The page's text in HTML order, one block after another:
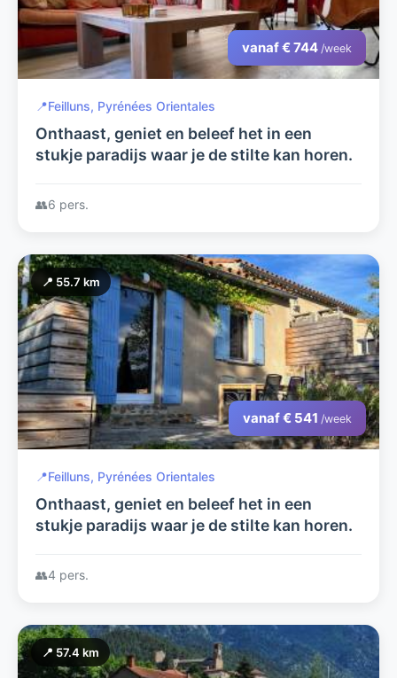
vanaf € 744 /week
📍Feilluns, Pyrénées Orientales
Onthaast, geniet en beleef het in een
stukje paradijs waar je de stilte kan horen.
👥6 pers.
📍 55.7 km
vanaf € 541 /week
📍Feilluns, Pyrénées Orientales
Onthaast, geniet en beleef het in een
stukje paradijs waar je de stilte kan horen.
👥4 pers.
📍 57.4 km